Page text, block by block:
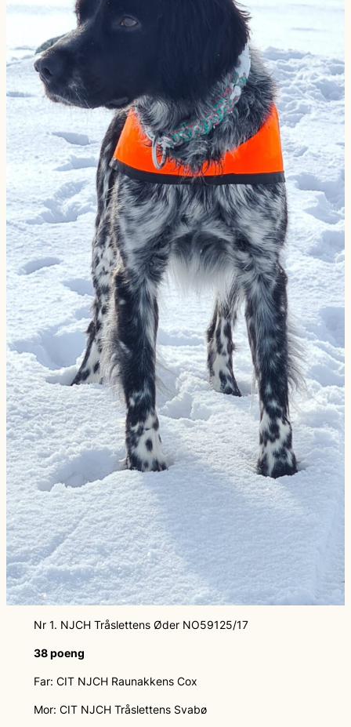
Nr 1. NJCH Tråslettens Øder NO59125/17
38 poeng
Far: CIT NJCH Raunakkens Cox
Mor: CIT NJCH Tråslettens Svabø